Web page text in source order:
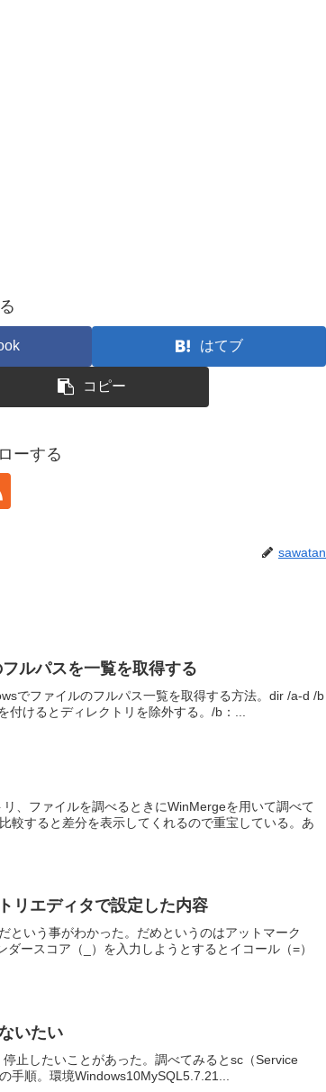
はてブ
コピー
ーする
sawatan
ルパスを一覧を取得する
でファイルのフルパス一覧を取得する方法。dir /a-d /b
付けるとディレクトリを除外する。/b：...
、ファイルを調べるときにWinMergeを用いて調べて
較すると差分を表示してくれるので重宝している。あ
リエディタで設定した内容
という事がわかった。だめというのはアットマーク
ースコア（_）を入力しようとするとイコール（=）
いたい
止したいことがあった。調べてみるとsc（Service
手順。環境Windows10MySQL5.7.21...